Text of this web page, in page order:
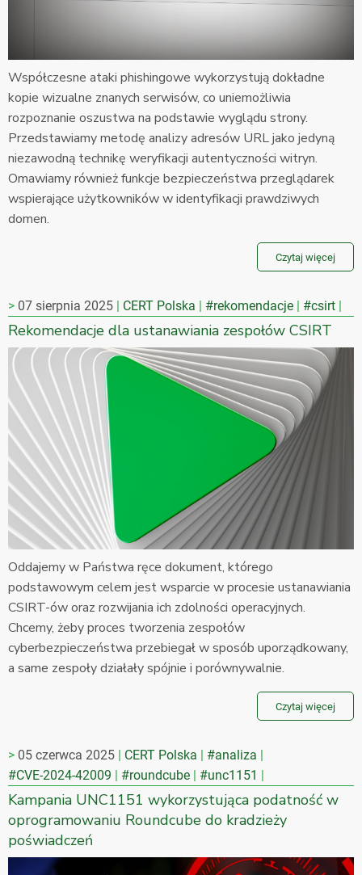
Współczesne ataki phishingowe wykorzystują dokładne
kopie wizualne znanych serwisów, co uniemożliwia
rozpoznanie oszustwa na podstawie wyglądu strony.
Przedstawiamy metodę analizy adresów URL jako jedyną
niezawodną technikę weryfikacji autentyczności witryn.
Omawiamy również funkcje bezpieczeństwa przeglądarek
wspierające użytkowników w identyfikacji prawdziwych
domen.
Czytaj więcej
07 sierpnia 2025 CERT Polska #rekomendacje #csirt
Rekomendacje dla ustanawiania zespołów CSIRT
Oddajemy w Państwa ręce dokument, którego
podstawowym celem jest wsparcie w procesie ustanawiania
CSIRT-ów oraz rozwijania ich zdolności operacyjnych.
Chcemy, żeby proces tworzenia zespołów
cyberbezpieczeństwa przebiegał w sposób uporządkowany,
a same zespoły działały spójnie i porównywalnie.
Czytaj więcej
05 czerwca 2025 CERT Polska
#analiza
#CVE-2024-42009
#roundcube #unc1151
Kampania UNC1151 wykorzystująca podatność w
oprogramowaniu Roundcube do kradzieży
poświadczeń